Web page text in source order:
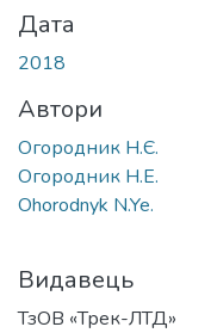
Дата
2018
Автори
Огородник Н.Є.
Огородник Н.Е.
Ohorodnyk N.Ye.
Видавець
ТзОВ «Трек-ЛТД»